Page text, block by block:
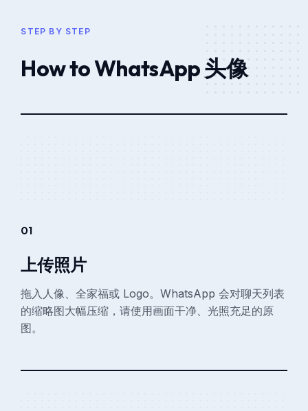
STEP BY STEP
How to WhatsApp 头像
01
上传照片
拖入人像、全家福或 Logo。WhatsApp 会对聊天列表
的缩略图大幅压缩，请使用画面干净、光照充足的原
图。